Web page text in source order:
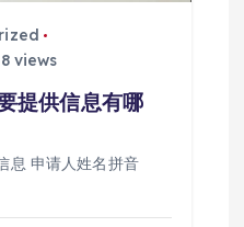
views
提供信息有哪
息 申请人姓名拼音